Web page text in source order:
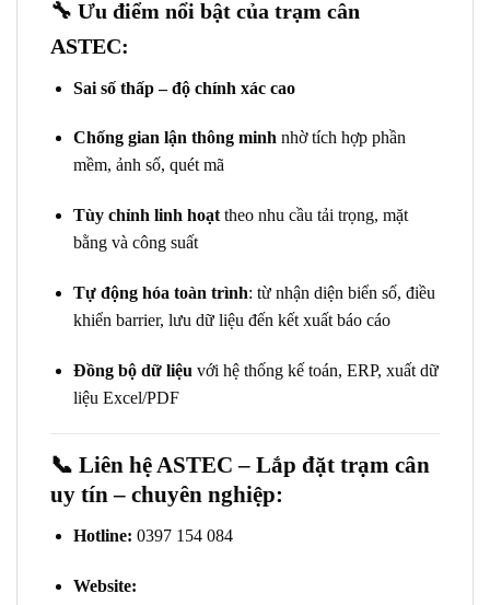
🔧 Ưu điểm nổi bật của trạm cân
ASTEC:
Sai số thấp – độ chính xác cao
Chống gian lận thông minh nhờ tích hợp phần
mềm, ảnh số, quét mã
Tùy chỉnh linh hoạttheo nhu cầu tải trọng, mặt
bằng và công suất
Tự động hóa toàn trình: từ nhận diện biển số, điều
khiển barrier, lưu dữ liệu đến kết xuất báo cáo
Đồng bộ dữ liệu với hệ thống kế toán, ERP, xuất dữ
liệu Excel/PDF
📞 Liên hệ ASTEC – Lắp đặt trạm cân
uy tín – chuyên nghiệp:
Hotline: 0397 154 084
Website: